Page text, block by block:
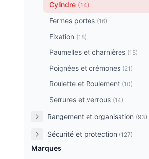
Cylindre (14)
Fermes portes (16)
Fixation (18)
Paumelles et charnières (15)
Poignées et crémones (21)
Roulette et Roulement (10)
Serrures et verrous (14)
Rangement et organisation (93)
Sécurité et protection (127)
Marques